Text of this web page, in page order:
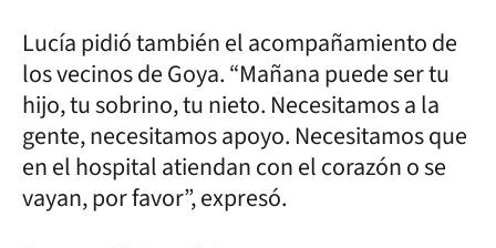
Lucía pidió también el acompañamiento de
los vecinos de Goya. “Mañana puede ser tu
hijo, tu sobrino, tu nieto. Necesitamos a la
gente, necesitamos apoyo. Necesitamos que
en el hospital atiendan con el corazón o se
vayan, por favor”, expresó.